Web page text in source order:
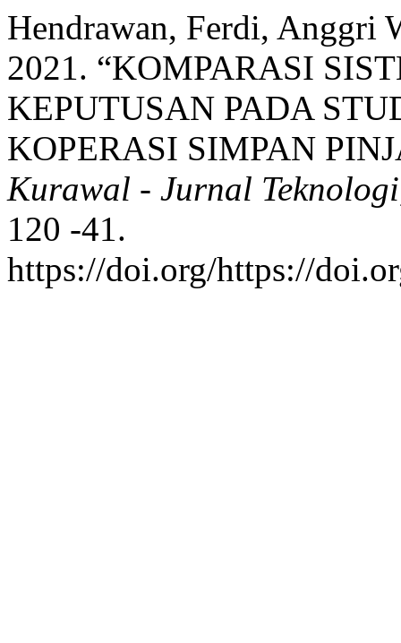
Hendrawan, Ferdi, Anggri
2021. “KOMPARASI
KEPUTUSAN PADA
KOPERASI SIMPAN
Kurawal - Jurnal
120 -41.
https://doi.org/https://